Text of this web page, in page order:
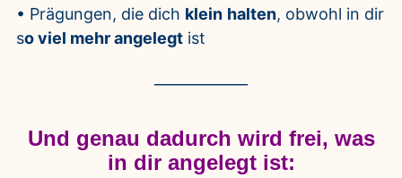
• Prägungen, die dich klein halten, obwohl in dir
so viel mehr angelegt ist
Und genau dadurch wird frei, was
in dir angelegt ist: